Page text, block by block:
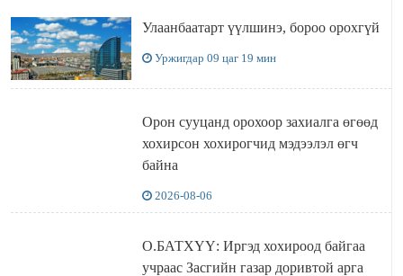
Улаанбаатарт үүлшинэ, бороо орохгүй
Уржигдар 09 цаг 19 мин
Орон сууцанд орохоор захиалга өгөөд
хохирсон хохирогчид мэдээлэл өгч
байна
2026-08-06
О.БАТХҮҮ: Иргэд хохироод байгаа
учраас Засгийн газар доривтой арга